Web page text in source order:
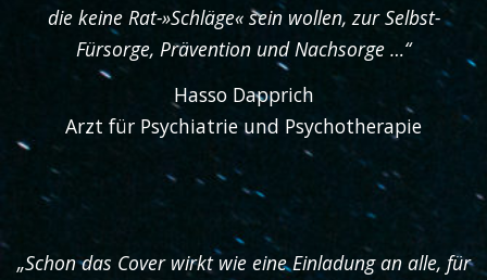
die keine Rat-»Schläge« sein wollen, zur Selbst-
Fürsorge, Prävention und Nachsorge …“
Hasso Dapprich
Arzt für Psychiatrie und Psychotherapie
„Schon das Cover wirkt wie eine Einladung an alle, für